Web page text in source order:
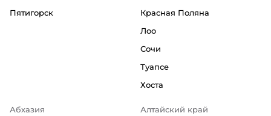
Пятигорск
Красная Поляна
Лоо
Сочи
Туапсе
Хоста
Абхазия
Алтайский край